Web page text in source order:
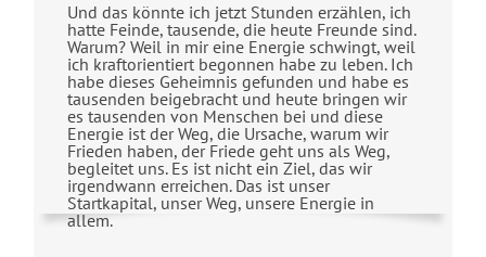
Und das könnte ich jetzt Stunden erzählen, ich
hatte Feinde, tausende, die heute Freunde sind.
Warum? Weil in mir eine Energie schwingt, weil
ich kraftorientiert begonnen habe zu leben. Ich
habe dieses Geheimnis gefunden und habe es
tausenden beigebracht und heute bringen wir
es tausenden von Menschen bei und diese
Energie ist der Weg, die Ursache, warum wir
Frieden haben, der Friede geht uns als Weg,
begleitet uns. Es ist nicht ein Ziel, das wir
irgendwann erreichen. Das ist unser
Startkapital, unser Weg, unsere Energie in
allem.